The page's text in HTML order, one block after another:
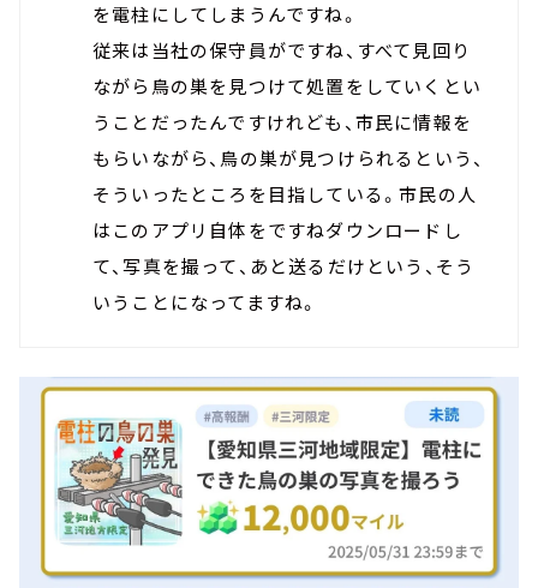
を電柱にしてしまうんですね。
従来は当社の保守員がですね、すべて見回り
ながら鳥の巣を見つけて処置をしていくとい
うことだったんですけれども、市民に情報を
もらいながら、鳥の巣が見つけられるという、
そういったところを目指している。市民の人
はこのアプリ自体をですねダウンロードし
て、写真を撮って、あと送るだけという、そう
いうことになってますね。